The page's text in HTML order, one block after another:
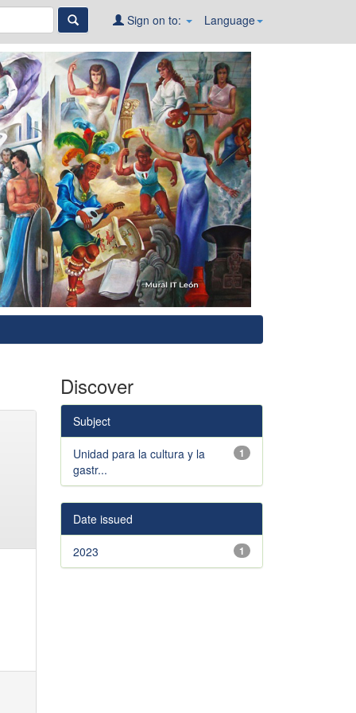
Language
Sign on to:
Discover
Subject
1
Unidad para la cultura y la
gastr...
Date issued
1
2023